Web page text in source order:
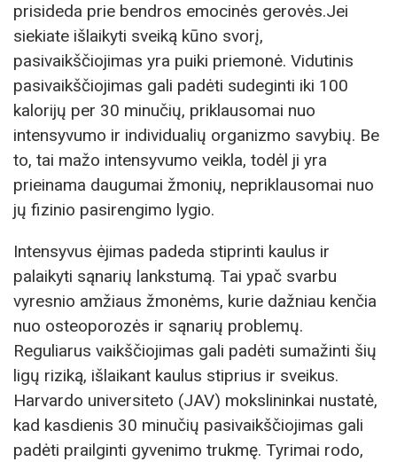
prisideda prie bendros emocinės gerovės.Jei
siekiate išlaikyti sveiką kūno svorį,
pasivaikščiojimas yra puiki priemonė. Vidutinis
pasivaikščiojimas gali padėti sudeginti iki 100
kalorijų per 30 minučių, priklausomai nuo
intensyvumo ir individualių organizmo savybių. Be
to, tai mažo intensyvumo veikla, todėl ji yra
prieinama daugumai žmonių, nepriklausomai nuo
jų fizinio pasirengimo lygio.
Intensyvus ėjimas padeda stiprinti kaulus ir
palaikyti sąnarių lankstumą. Tai ypač svarbu
vyresnio amžiaus žmonėms, kurie dažniau kenčia
nuo osteoporozės ir sąnarių problemų.
Reguliarus vaikščiojimas gali padėti sumažinti šių
ligų riziką, išlaikant kaulus stiprius ir sveikus.
Harvardo universiteto (JAV) mokslininkai nustatė,
kad kasdienis 30 minučių pasivaikščiojimas gali
padėti prailginti gyvenimo trukmę. Tyrimai rodo,